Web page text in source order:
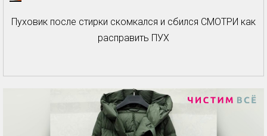
Пуховик после стирки скомкался и сбился СМОТРИ как
расправить ПУХ